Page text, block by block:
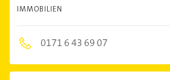
IMMOBILIEN
0171 6 43 69 07